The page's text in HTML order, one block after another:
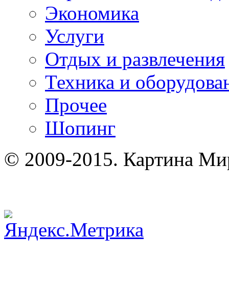
Экономика
Услуги
Отдых и развлечения
Техника и
Прочее
Шопинг
© 2009-2015. Картина